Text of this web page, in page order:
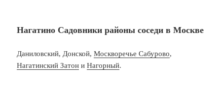
Нагатино Садовники районы соседи в Москве
Даниловский, Донской,Москворечье Сабурово,
Нагатинский Затон иНагорный.